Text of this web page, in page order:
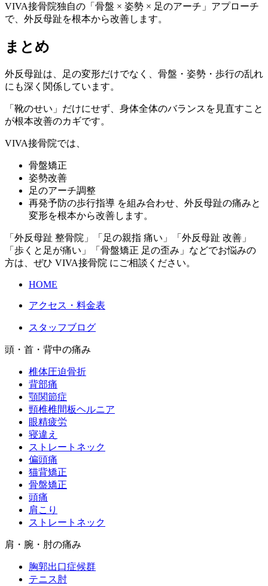
VIVA接骨院独自の「骨盤 × 姿勢 × 足のアーチ」アプローチ
で、外反母趾を根本から改善します。
まとめ
外反母趾は、足の変形だけでなく、骨盤・姿勢・歩行の乱れ
にも深く関係しています。
「靴のせい」だけにせず、身体全体のバランスを見直すこと
が根本改善のカギです。
VIVA接骨院では、
骨盤矯正
姿勢改善
足のアーチ調整
再発予防の歩行指導 を組み合わせ、外反母趾の痛みと
変形を根本から改善します。
「外反母趾 整骨院」「足の親指 痛い」「外反母趾 改善」
「歩くと足が痛い」「骨盤矯正 足の歪み」などでお悩みの
方は、ぜひ VIVA接骨院 にご相談ください。
HOME
アクセス・料金表
スタッフブログ
頭・首・背中の痛み
椎体圧迫骨折
背部痛
顎関節症
頸椎椎間板ヘルニア
眼精疲労
寝違え
ストレートネック
偏頭痛
猫背矯正
骨盤矯正
頭痛
肩こり
ストレートネック
肩・腕・肘の痛み
胸郭出口症候群
テニス肘